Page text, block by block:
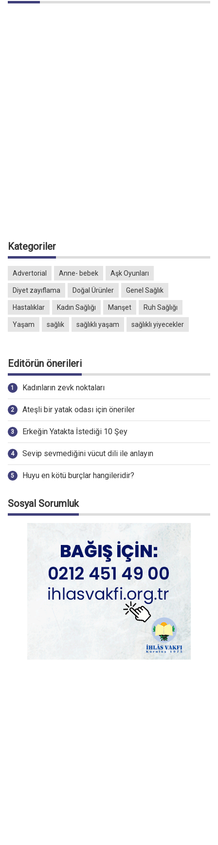
Kategoriler
Advertorial Anne- bebek Aşk Oyunları
Diyet zayıflama Doğal Ürünler Genel Sağlık
Hastalıklar Kadın Sağlığı Manşet Ruh Sağlığı
Yaşam sağlık sağlıklı yaşam sağlıklı yiyecekler
Editörün önerileri
Kadınların zevk noktaları
Ateşli bir yatak odası için öneriler
Erkeğin Yatakta İstediği 10 Şey
Sevip sevmediğini vücut dili ile anlayın
Huyu en kötü burçlar hangileridir?
Sosyal Sorumluk